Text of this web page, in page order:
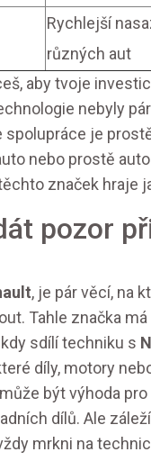
Rychlejší
různých aut
aby tvoje
nebyly
spolupráce je
nebo prostě
značek hraje
pozor
, je pár věcí, na
Tahle značka
sdílí techniku s
díly, motory
být výhoda
dílů. Ale
mrkni na